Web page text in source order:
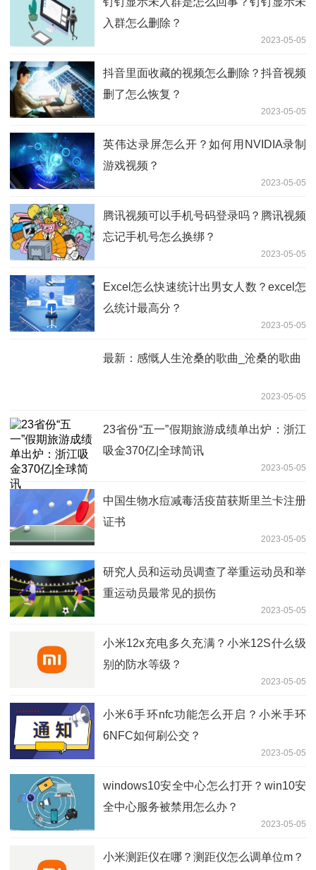
入群怎么删除？
2023-05-05
抖音里面收藏的视频怎么删除？抖音视频
删了怎么恢复？
2023-05-05
英伟达录屏怎么开？如何用NVIDIA录制
游戏视频？
2023-05-05
腾讯视频可以手机号码登录吗？腾讯视频
忘记手机号怎么换绑？
2023-05-05
Excel怎么快速统计出男女人数？excel怎
么统计最高分？
2023-05-05
最新：感慨人生沧桑的歌曲_沧桑的歌曲
2023-05-05
23省份“五一”假期旅游成绩单出炉：浙江
吸金370亿|全球简讯
2023-05-05
中国生物水痘减毒活疫苗获斯里兰卡注册
证书
2023-05-05
研究人员和运动员调查了举重运动员和举
重运动员最常见的损伤
2023-05-05
小米12x充电多久充满？小米12S什么级
别的防水等级？
2023-05-05
小米6手环nfc功能怎么开启？小米手环
6NFC如何刷公交？
2023-05-05
windows10安全中心怎么打开？win10安
全中心服务被禁用怎么办？
2023-05-05
小米测距仪在哪？测距仪怎么调单位m？